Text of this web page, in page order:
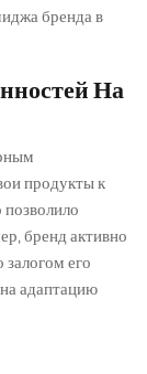
бренда в
На
продукты к
бренд активно
его
адаптацию